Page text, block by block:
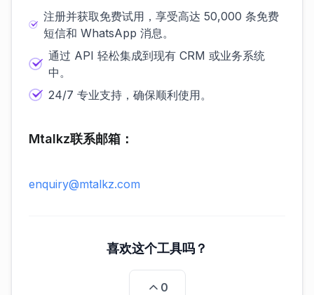
注册并获取免费试用，享受高达 50,000 条免费
短信和 WhatsApp 消息。
通过 API 轻松集成到现有 CRM 或业务系统
中。
24/7 专业支持，确保顺利使用。
Mtalkz联系邮箱：
enquiry@mtalkz.com
喜欢这个工具吗？
0